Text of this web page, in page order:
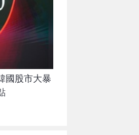
國股市大暴